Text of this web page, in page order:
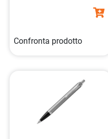
Confronta prodotto